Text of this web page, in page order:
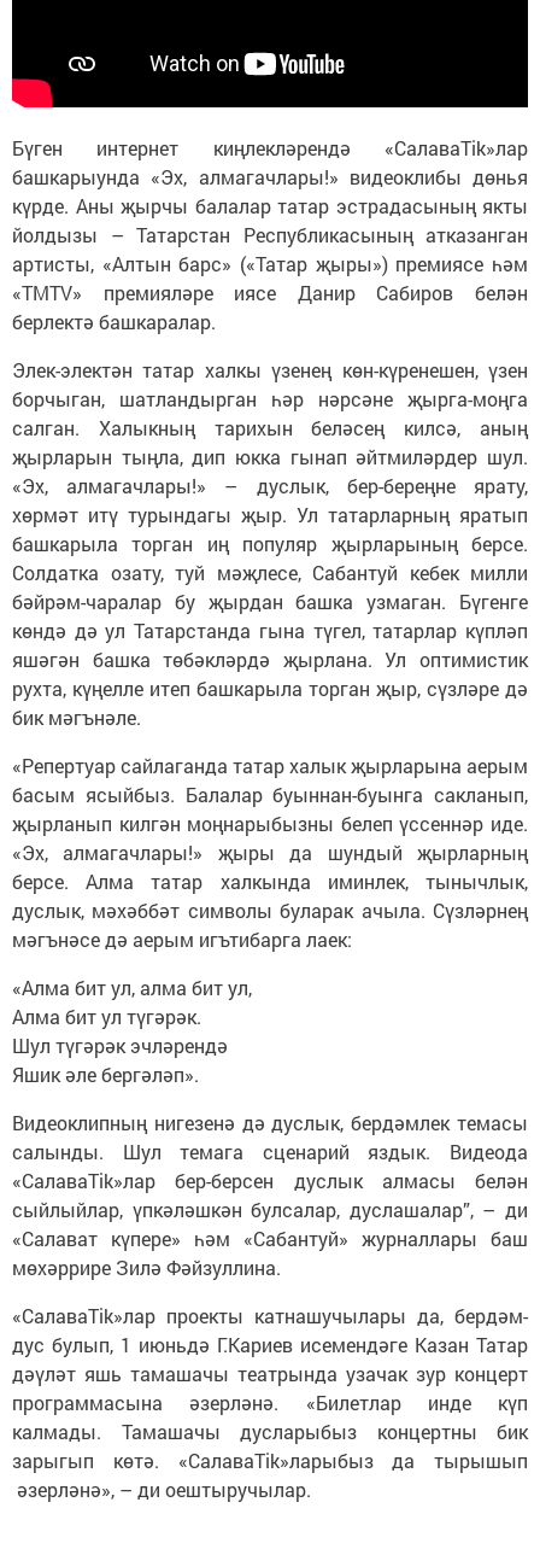
Бүген интернет киңлекләрендә «СалаваTik»лар
башкарыунда «Эх, алмагачлары!» видеоклибы дөнья
күрде. Аны җырчы балалар татар эстрадасының якты
йолдызы – Татарстан Республикасының атказанган
артисты, «Алтын барс» («Татар җыры») премиясе һәм
«TMTV» премияләре иясе Данир Сабиров белән
берлектә башкаралар.
Элек-электән татар халкы үзенең көн-күренешен, үзен
борчыган, шатландырган һәр нәрсәне җырга-моңга
салган. Халыкның тарихын беләсең килсә, аның
җырларын тыңла, дип юкка гынап әйтмиләрдер шул.
«Эх, алмагачлары!» – дуслык, бер-береңне ярату,
хөрмәт итү турындагы җыр. Ул татарларның яратып
башкарыла торган иң популяр җырларының берсе.
Солдатка озату, туй мәҗлесе, Сабантуй кебек милли
бәйрәм-чаралар бу җырдан башка узмаган. Бүгенге
көндә дә ул Татарстанда гына түгел, татарлар күпләп
яшәгән башка төбәкләрдә җырлана. Ул оптимистик
рухта, күңелле итеп башкарыла торган җыр, сүзләре дә
бик мәгънәле.
«Репертуар сайлаганда татар халык җырларына аерым
басым ясыйбыз. Балалар буыннан-буынга сакланып,
җырланып килгән моңнарыбызны белеп үссеннәр иде.
«Эх, алмагачлары!» җыры да шундый җырларның
берсе. Алма татар халкында иминлек, тынычлык,
дуслык, мәхәббәт символы буларак ачыла. Сүзләрнең
мәгънәсе дә аерым игътибарга лаек:
«Алма бит ул, алма бит ул,
Алма бит ул түгәрәк.
Шул түгәрәк эчләрендә
Яшик әле бергәләп».
Видеоклипның нигезенә дә дуслык, бердәмлек темасы
салынды. Шул темага сценарий яздык. Видеода
«СалаваTik»лар бер-берсен дуслык алмасы белән
сыйлыйлар, үпкәләшкән булсалар, дуслашалар”, – ди
«Салават күпере» һәм «Сабантуй» журналлары баш
мөхәррире Зилә Фәйзуллина.
«СалаваTik»лар проекты катнашучылары да, бердәм-
дус булып, 1 июньдә Г.Кариев исемендәге Казан Татар
дәүләт яшь тамашачы театрында узачак зур концерт
программасына әзерләнә. «Билетлар инде күп
калмады. Тамашачы дусларыбыз концертны бик
зарыгып көтә. «СалаваTik»ларыбыз да тырышып
әзерләнә», – ди оештыручылар.